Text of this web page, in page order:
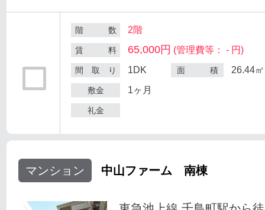
階 数 2階
賃 料 65,000円 (管理費等： - 円)
間 取 り 1DK 面 積 26.44㎡
敷金 1ヶ月
礼金
マンション 中山ファーム 南棟